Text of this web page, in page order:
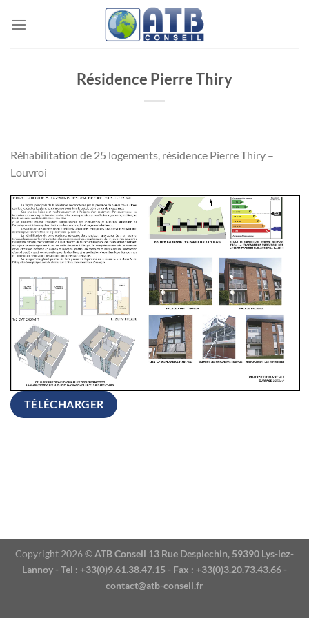
Résidence Pierre Thiry
Réhabilitation de 25 logements, résidence Pierre Thiry –
Louvroi
TÉLÉCHARGER
Copyright 2026 ©ATB Conseil 13 Rue Desplechin, 59390 Lys-lez-
Lannoy - Tel : +33(0)9.61.38.47.15 - Fax : +33(0)3.20.73.43.66 -
contact@atb-conseil.fr